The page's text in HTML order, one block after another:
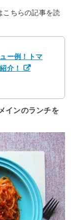
こちらの記事を読
ー例！トマ
介！
インのランチを